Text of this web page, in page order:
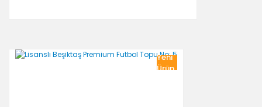
Yeni
Ürün